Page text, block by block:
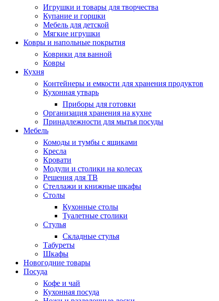
Игрушки и товары для творчества
Купание и горшки
Мебель для детской
Мягкие игрушки
Ковры и напольные покрытия
Коврики для ванной
Ковры
Кухня
Контейнеры и емкости для хранения продуктов
Кухонная утварь
Приборы для готовки
Организация хранения на кухне
Принадлежности для мытья посуды
Мебель
Комоды и тумбы с ящиками
Кресла
Кровати
Модули и столики на колесах
Решения для ТВ
Стеллажи и книжные шкафы
Столы
Кухонные столы
Туалетные столики
Стулья
Складные стулья
Табуреты
Шкафы
Новогодние товары
Посуда
Кофе и чай
Кухонная посуда